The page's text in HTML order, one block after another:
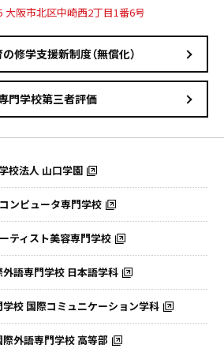
大阪市北区中崎西2丁目1番6号
修学支援新制度（無償化）
門学校第三者評価
校法人 山口学園
ンピュータ専門学校
ティスト美容専門学校
外語専門学校 日本語学科
学校 国際コミュニケーション学科
際外語専門学校 高等部